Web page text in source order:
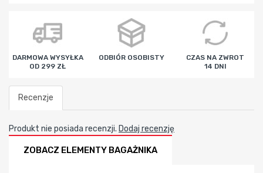
godz min
DARMOWA WYSYŁKA
OD 299 ZŁ
ODBIÓR OSOBISTY
CZAS NA ZWROT
14 DNI
Recenzje
Produkt nie posiada recenzji. Dodaj recenzję
ZOBACZ ELEMENTY BAGAŻNIKA